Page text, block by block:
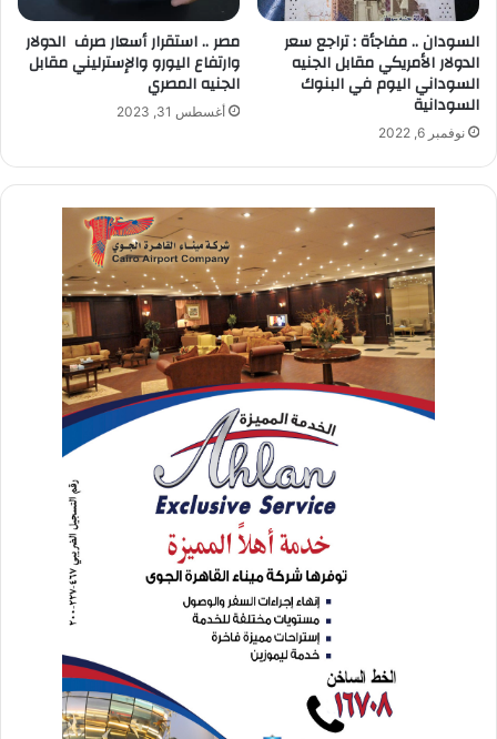
السودان .. مفاجأة : تراجع سعر
الدولار الأمريكي مقابل الجنيه
السوداني اليوم في البنوك
السودانية
نوفمبر 6, 2022
مصر .. استقرار أسعار صرف الدولار
وارتفاع اليورو والإسترليني مقابل
الجنيه المصري
أغسطس 31, 2023